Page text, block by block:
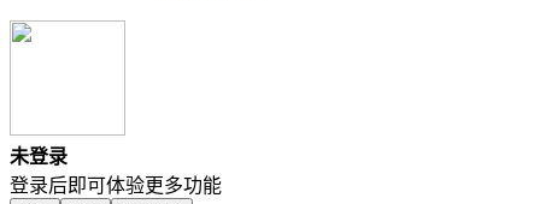
未登录
登录后即可体验更多功能